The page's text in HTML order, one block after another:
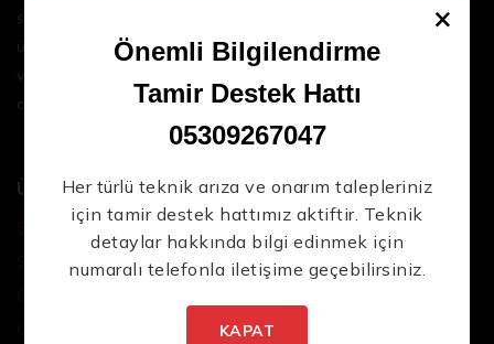
sektördeki en son teknolojileri ve yüksek kaliteli
ürünleri bir araya getirerek iş süreçlerinizi daha
verimli ve sorunsuz hale getirmenize yardımcı
oluyoruz.
Ürünler
Şarjlı El Aletleri
Şarjlı Led Lambalar
Özel Tasarım El Aletleri
Cırcır Kolları
×
Önemli Bilgilendirme
Tamir Destek Hattı
05309267047
Her türlü teknik arıza ve onarım talepleriniz
için tamir destek hattımız aktiftir. Teknik
detaylar hakkında bilgi edinmek için
numaralı telefonla iletişime geçebilirsiniz.
KAPAT